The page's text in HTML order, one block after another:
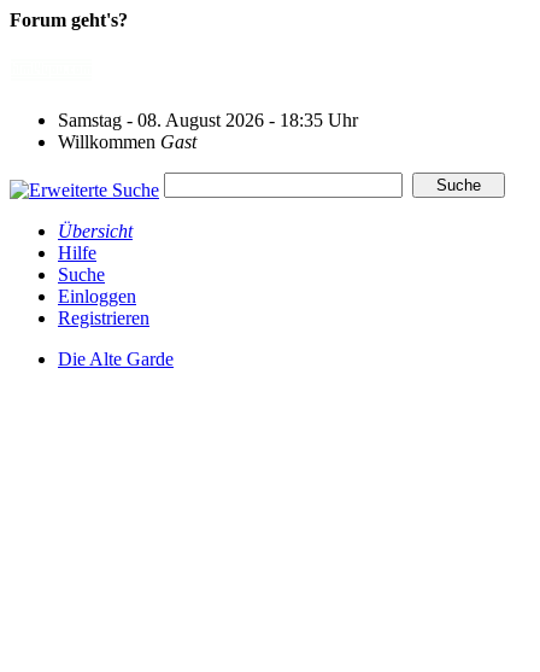
Forum geht's?
Samstag - 08. August 2026 - 18:35 Uhr
Willkommen Gast
Übersicht
Hilfe
Suche
Einloggen
Registrieren
Die Alte Garde